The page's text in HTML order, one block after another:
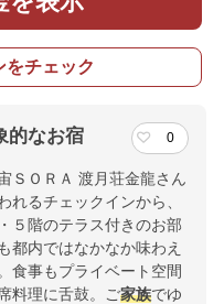
をチェック
的なお宿 0
ＳＯＲＡ 渡月荘金龍さん
れるチェックインから、
・５階のテラス付きのお部
都内ではなかなか味わえ
食事もプライベート空間
料理に舌鼓。ご家族でゆ